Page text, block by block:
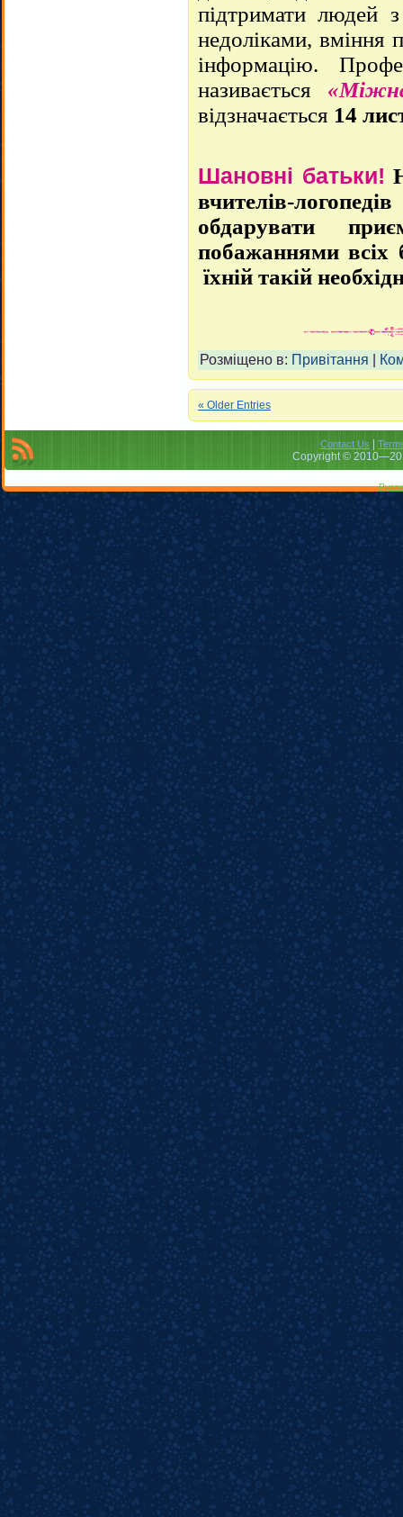
підтримати людей
недоліками, вміння
інформацію.
називається
відзначається 14
Шановні батьки!
вчителів-
обдарувати
побажаннями всіх
їхній такій
Розміщено в: Привітання
« Older Entries
Contact Us
Copyright ©